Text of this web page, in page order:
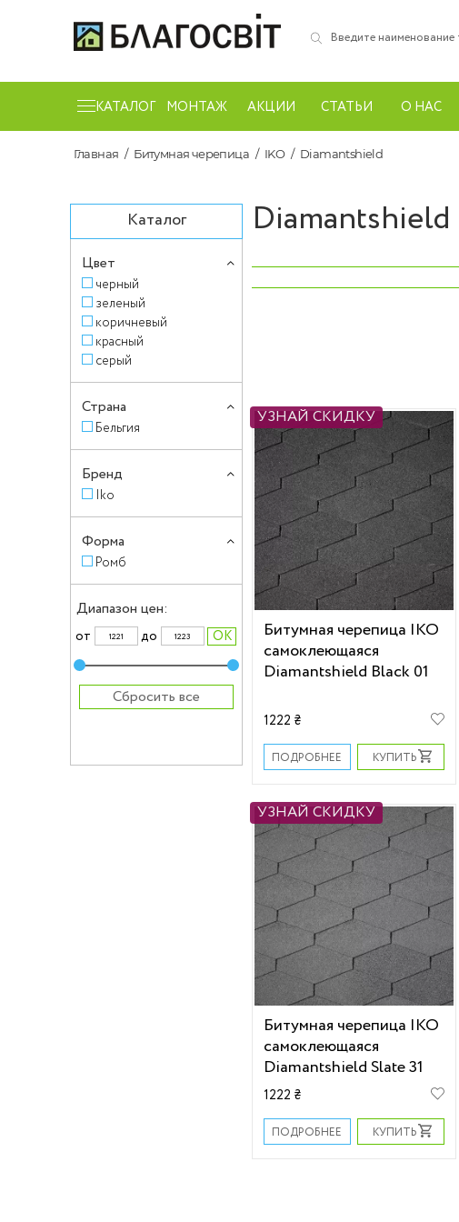
КАТАЛОГ МОНТАЖ АКЦИИ СТАТЬИ О НАС
Главная Битумная черепица IKO Diamantshield
Каталог
Цвет
черный
зеленый
коричневый
красный
серый
Страна
Бельгия
Бренд
Iko
Форма
Ромб
Диапазон цен:
от до
Сбросить все
Diamantshield
‹
УЗНАЙ СКИДКУ
Битумная черепица IKO
самоклеющаяся
Diamantshield Black 01
1222 ₴
ПОДРОБНЕЕ КУПИТЬ
УЗНАЙ СКИДКУ
Битумная черепица IKO
самоклеющаяся
Diamantshield Slate 31
1222 ₴
ПОДРОБНЕЕ КУПИТЬ